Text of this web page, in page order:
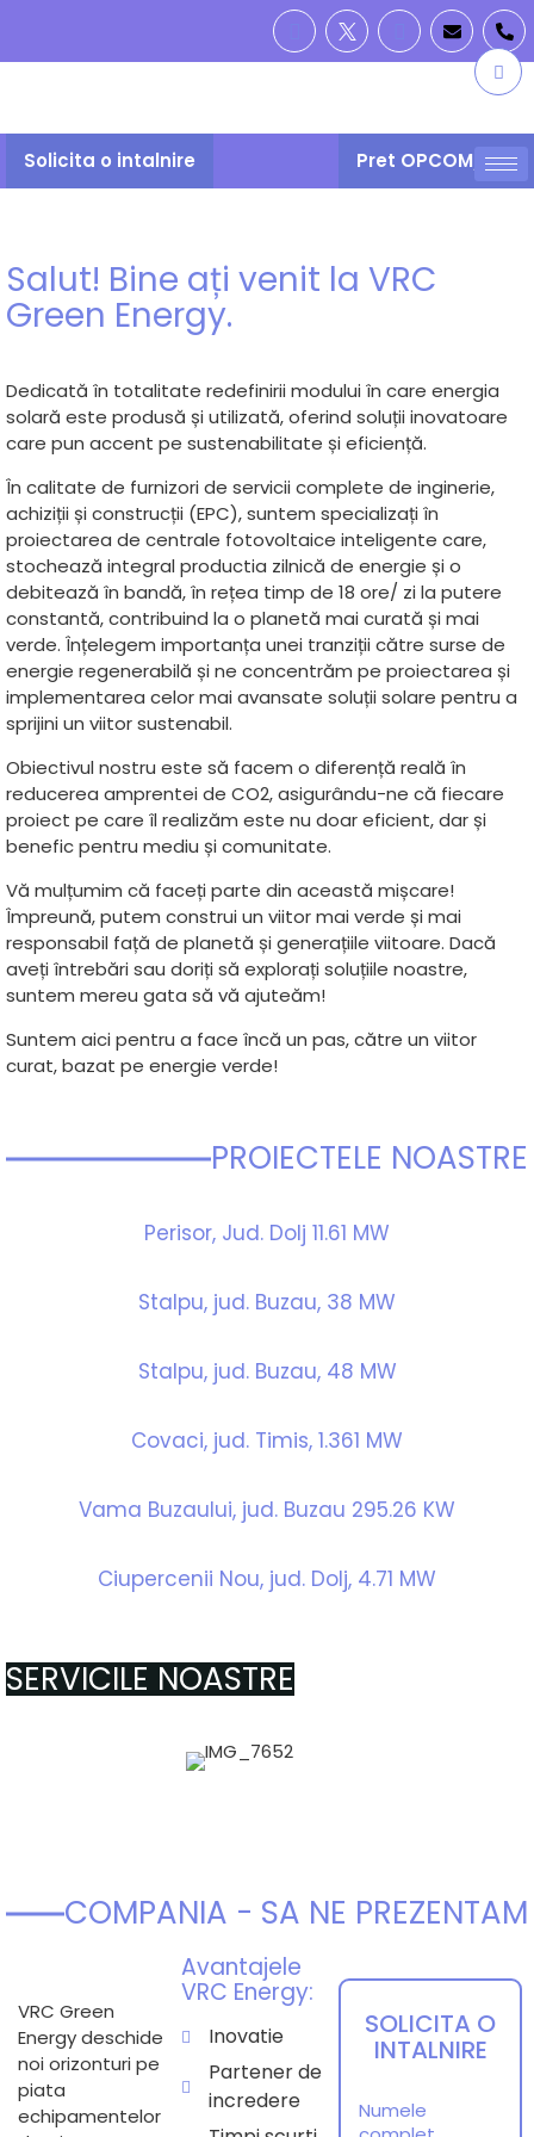
Solicita o intalnire Pret OPCOM/PZU
Salut! Bine ați venit la VRC
Green Energy.
Dedicată în totalitate redefinirii modului în care energia
solară este produsă și utilizată, oferind soluții inovatoare
care pun accent pe sustenabilitate și eficiență.
În calitate de furnizori de servicii complete de inginerie,
achiziții și construcții (EPC), suntem specializați în
proiectarea de centrale fotovoltaice inteligente care,
stochează integral productia zilnică de energie și o
debitează în bandă, în rețea timp de 18 ore/ zi la putere
constantă, contribuind la o planetă mai curată și mai
verde. Înțelegem importanța unei tranziții către surse de
energie regenerabilă și ne concentrăm pe proiectarea și
implementarea celor mai avansate soluții solare pentru a
sprijini un viitor sustenabil.
Obiectivul nostru este să facem o diferență reală în
reducerea amprentei de CO2, asigurându-ne că fiecare
proiect pe care îl realizăm este nu doar eficient, dar și
benefic pentru mediu și comunitate.
Vă mulțumim că faceți parte din această mișcare!
Împreună, putem construi un viitor mai verde și mai
responsabil față de planetă și generațiile viitoare. Dacă
aveți întrebări sau doriți să explorați soluțiile noastre,
suntem mereu gata să vă ajuteăm!
Suntem aici pentru a face încă un pas, către un viitor
curat, bazat pe energie verde!
PROIECTELE NOASTRE
Perisor, Jud. Dolj 11.61 MW
Stalpu, jud. Buzau, 38 MW
Stalpu, jud. Buzau, 48 MW
Covaci, jud. Timis, 1.361 MW
Vama Buzaului, jud. Buzau 295.26 KW
Ciupercenii Nou, jud. Dolj, 4.71 MW
SERVICILE NOASTRE
COMPANIA - SA NE PREZENTAM
VRC Green
Energy deschide
noi orizonturi pe
piata
echipamentelor
Avantajele
VRC Energy:
Inovatie
Partener de
incredere
SOLICITA O
INTALNIRE
Numele